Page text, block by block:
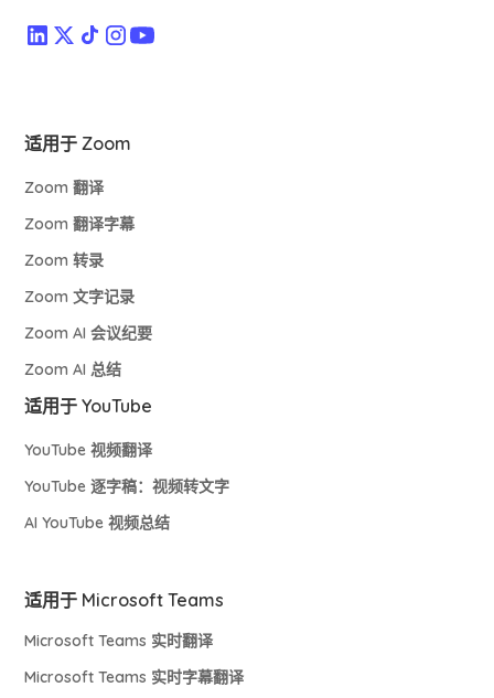
适用于 Zoom
Zoom 翻译
Zoom 翻译字幕
Zoom 转录
Zoom 文字记录
Zoom AI 会议纪要
Zoom AI 总结
适用于 YouTube
YouTube 视频翻译
YouTube 逐字稿：视频转文字
AI YouTube 视频总结
适用于 Microsoft Teams
Microsoft Teams 实时翻译
Microsoft Teams 实时字幕翻译